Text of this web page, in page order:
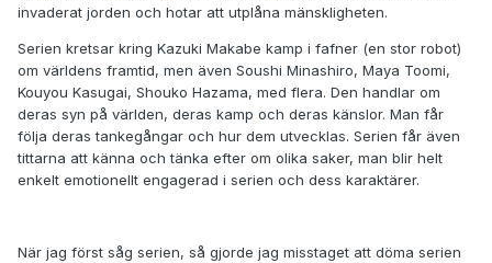
invaderat jorden och hotar att utplåna mänskligheten.
Serien kretsar kring Kazuki Makabe kamp i fafner (en stor robot)
om världens framtid, men även Soushi Minashiro, Maya Toomi,
Kouyou Kasugai, Shouko Hazama, med flera. Den handlar om
deras syn på världen, deras kamp och deras känslor. Man får
följa deras tankegångar och hur dem utvecklas. Serien får även
tittarna att känna och tänka efter om olika saker, man blir helt
enkelt emotionellt engagerad i serien och dess karaktärer.
När jag först såg serien, så gjorde jag misstaget att döma serien